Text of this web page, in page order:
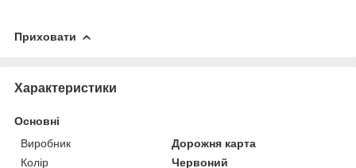
Приховати
Характеристики
Основні
Виробник
Дорожня карта
Колір
Червоний